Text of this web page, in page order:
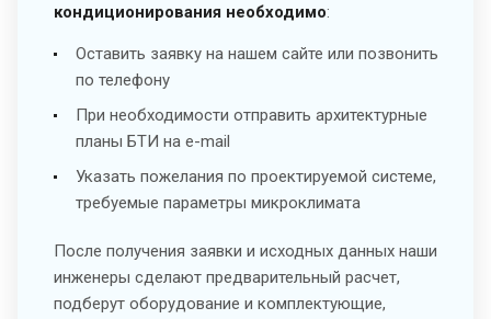
кондиционирования необходимо:
Оставить заявку на нашем сайте или позвонить
по телефону
При необходимости отправить архитектурные
планы БТИ на e-mail
Указать пожелания по проектируемой системе,
требуемые параметры микроклимата
После получения заявки и исходных данных наши
инженеры сделают предварительный расчет,
подберут оборудование и комплектующие,